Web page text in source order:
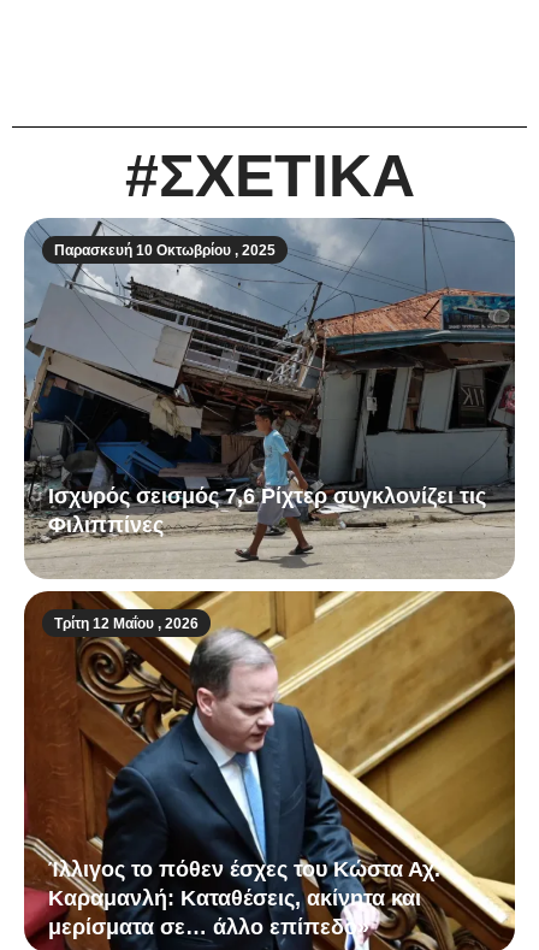
#ΣΧΕΤΙΚΑ
Παρασκευή 10 Οκτωβρίου , 2025
Ισχυρός σεισμός 7,6 Ρίχτερ συγκλονίζει τις
Φιλιππίνες
Τρίτη 12 Μαΐου , 2026
Ίλλιγος το πόθεν έσχες του Κώστα Αχ.
Καραμανλή: Καταθέσεις, ακίνητα και
μερίσματα σε… άλλο επίπεδο»